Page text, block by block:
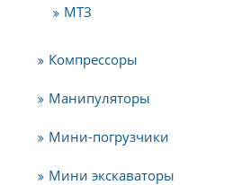
МТЗ
Компрессоры
Манипуляторы
Мини-погрузчики
Мини экскаваторы